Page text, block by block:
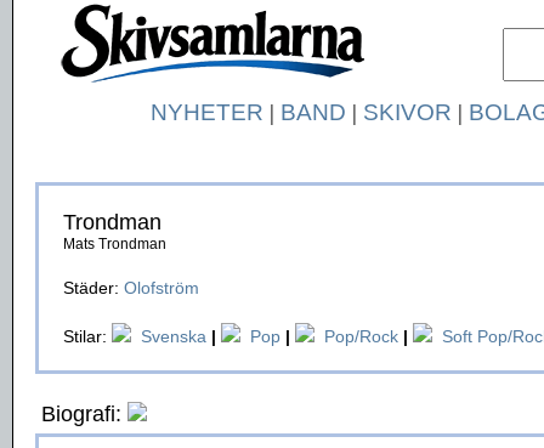
NYHETER | BAND | SKIVOR |
Trondman
Mats Trondman
Städer: Olofström
Stilar: Svenska | Pop | Pop/Rock | Soft Pop/
Biografi: